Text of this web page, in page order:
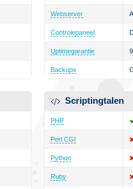
Webserver
Controlepaneel
Uptimegarantie
Backups
Scriptingtalen
PHP
Perl CGI
Python
Ruby